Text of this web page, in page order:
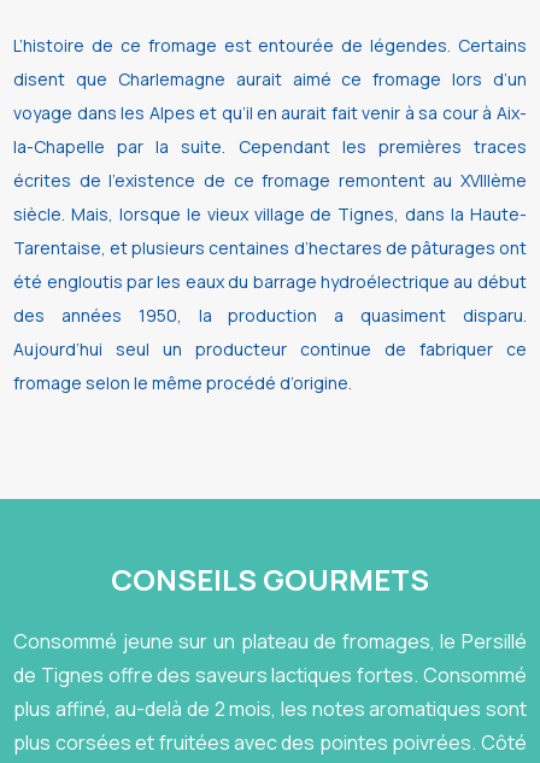
L’histoire de ce fromage est entourée de légendes. Certains
disent que Charlemagne aurait aimé ce fromage lors d’un
voyage dans les Alpes et qu’il en aurait fait venir à sa cour à Aix-
la-Chapelle par la suite. Cependant les premières traces
écrites de l’existence de ce fromage remontent au XVIIIème
siècle. Mais, lorsque le vieux village de Tignes, dans la Haute-
Tarentaise, et plusieurs centaines d’hectares de pâturages ont
été engloutis par les eaux du barrage hydroélectrique au début
des années 1950, la production a quasiment disparu.
Aujourd’hui seul un producteur continue de fabriquer ce
fromage selon le même procédé d’origine.
CONSEILS GOURMETS
Consommé jeune sur un plateau de fromages, le Persillé
de Tignes offre des saveurs lactiques fortes. Consommé
plus affiné, au-delà de 2 mois, les notes aromatiques sont
plus corsées et fruitées avec des pointes poivrées. Côté